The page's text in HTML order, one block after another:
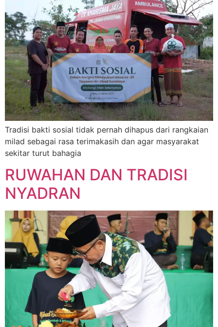
Tradisi bakti sosial tidak pernah dihapus dari rangkaian
milad sebagai rasa terimakasih dan agar masyarakat
sekitar turut bahagia
RUWAHAN DAN TRADISI
NYADRAN